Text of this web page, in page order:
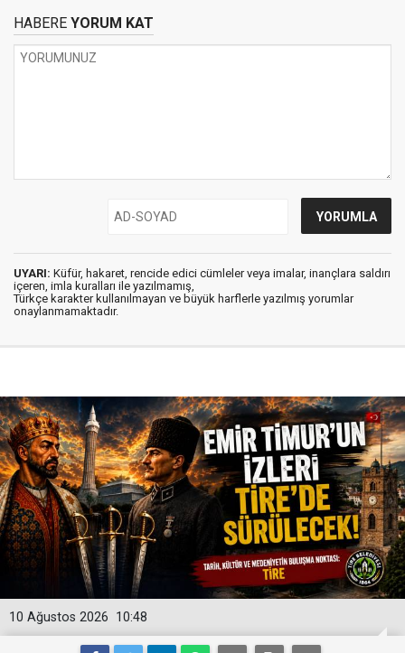
HABERE YORUM KAT
UYARI: Küfür, hakaret, rencide edici cümleler veya imalar, inançlara saldırı
içeren, imla kuralları ile yazılmamış,
Türkçe karakter kullanılmayan ve büyük harflerle yazılmış yorumlar
onaylanmamaktadır.
10:48
10 Ağustos 2026